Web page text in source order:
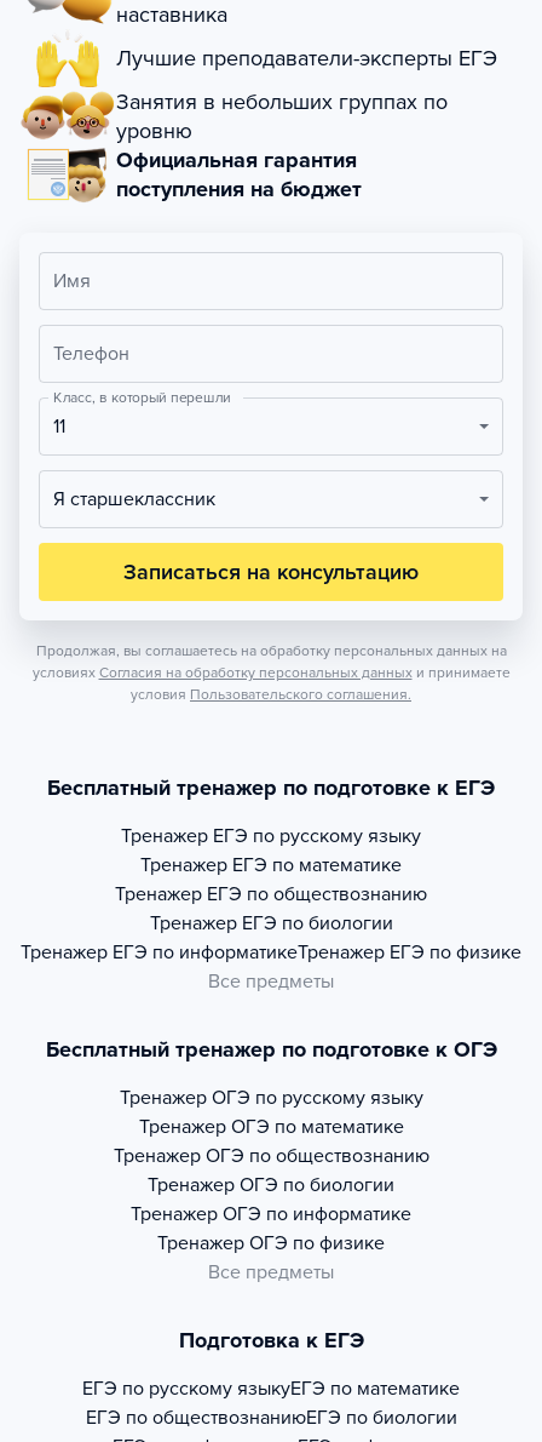
наставника
Лучшие преподаватели-эксперты ЕГЭ
Занятия в небольших группах по
уровню
Официальная гарантия
поступления на бюджет
Имя
Телефон
Класс, в который перешли
11
Я старшеклассник
Записаться на консультацию
Продолжая, вы соглашаетесь на обработку персональных данных на
условиях Согласия на обработку персональных данных и принимаете
условия Пользовательского соглашения.
Бесплатный тренажер по подготовке к ЕГЭ
Тренажер ЕГЭ по русскому языку
Тренажер ЕГЭ по математике
Тренажер ЕГЭ по обществознанию
Тренажер ЕГЭ по биологии
Тренажер ЕГЭ по информатикеТренажер ЕГЭ по физике
Все предметы
Бесплатный тренажер по подготовке к ОГЭ
Тренажер ОГЭ по русскому языку
Тренажер ОГЭ по математике
Тренажер ОГЭ по обществознанию
Тренажер ОГЭ по биологии
Тренажер ОГЭ по информатике
Тренажер ОГЭ по физике
Все предметы
Подготовка к ЕГЭ
ЕГЭ по русскому языкуЕГЭ по математике
ЕГЭ по обществознаниюЕГЭ по биологии